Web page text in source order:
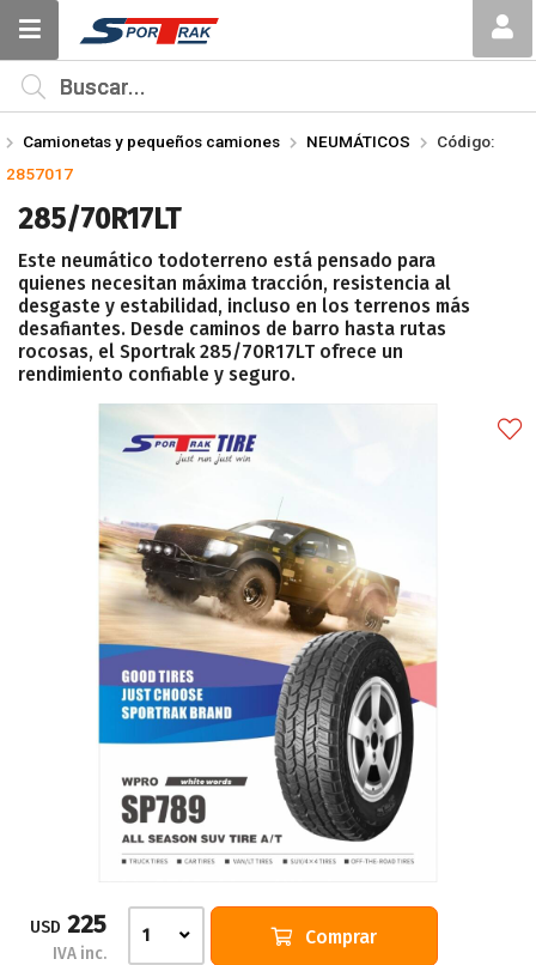
Compartir por email
Enviar
MI COMPRA
Camionetas y pequeños camiones NEUMÁTICOS
Código:
2857017
285/70R17LT
Este neumático todoterreno está pensado para
quienes necesitan máxima tracción, resistencia al
desgaste y estabilidad, incluso en los terrenos más
desafiantes. Desde caminos de barro hasta rutas
rocosas, el Sportrak 285/70R17LT ofrece un
rendimiento confiable y seguro.
USD 225
IVA inc.
1 Comprar